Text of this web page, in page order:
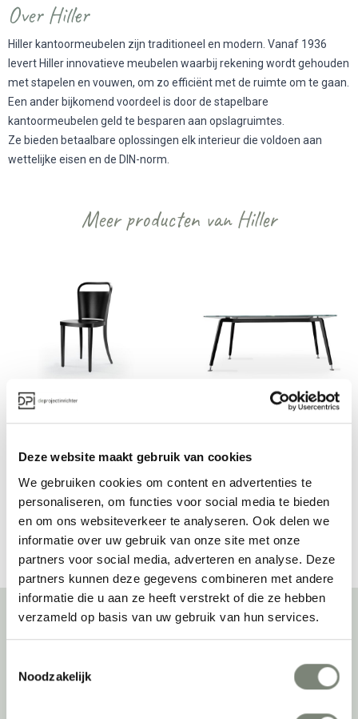
Deze website maakt gebruik van cookies
We gebruiken cookies om content en advertenties te
personaliseren, om functies voor social media te bieden
en om ons websiteverkeer te analyseren. Ook delen we
informatie over uw gebruik van onze site met onze
partners voor social media, adverteren en analyse. Deze
partners kunnen deze gegevens combineren met andere
informatie die u aan ze heeft verstrekt of die ze hebben
verzameld op basis van uw gebruik van hun services.
Noodzakelijk
Over Hiller
Hiller kantoormeubelen zijn traditioneel en modern. Vanaf 1936
levert Hiller innovatieve meubelen waarbij rekening wordt gehouden
met stapelen en vouwen, om zo efficiënt met de ruimte om te gaan.
Een ander bijkomend voordeel is door de stapelbare
kantoormeubelen geld te besparen aan opslagruimtes.
Ze bieden betaalbare oplossingen elk interieur die voldoen aan
wettelijke eisen en de DIN-norm.
Meer producten van Hiller
Hiller Bentwood M99
Hiller CQ Table
Bekijk alles van Hiller
Als grootste onafhankelijke projectinrichter én expert op het gebied